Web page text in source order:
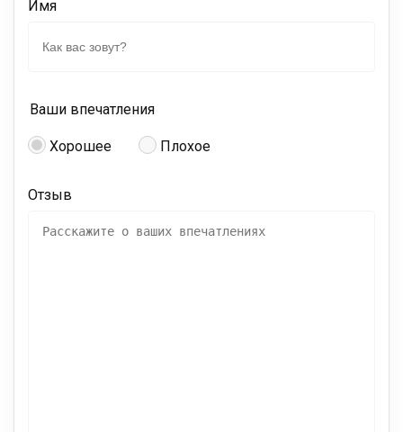
Имя
Ваши впечатления
Хорошее Плохое
Отзыв